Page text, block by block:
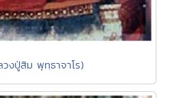
งปู่สิม พุทฺธาจาโร)